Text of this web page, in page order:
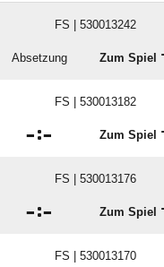
FS | 530013242
Absetzung Zum Spiel
FS | 530013182
: Zum Spiel
FS | 530013176
: Zum Spiel
FS | 530013170